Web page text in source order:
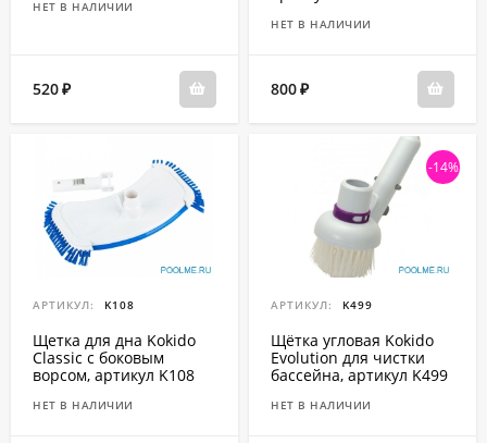
НЕТ В НАЛИЧИИ
520₽
НЕТ В НАЛИЧИИ
800₽
АРТИКУЛ: K108
Щетка для дна Kokido
Classic с боковым
ворсом, артикул K108
НЕТ В НАЛИЧИИ
-14%
АРТИКУЛ: K499
Щётка угловая Kokido
Evolution для чистки
бассейна, артикул K499
НЕТ В НАЛИЧИИ